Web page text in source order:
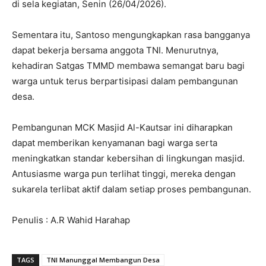
di sela kegiatan, Senin (26/04/2026).
Sementara itu, Santoso mengungkapkan rasa bangganya
dapat bekerja bersama anggota TNI. Menurutnya,
kehadiran Satgas TMMD membawa semangat baru bagi
warga untuk terus berpartisipasi dalam pembangunan
desa.
Pembangunan MCK Masjid Al-Kautsar ini diharapkan
dapat memberikan kenyamanan bagi warga serta
meningkatkan standar kebersihan di lingkungan masjid.
Antusiasme warga pun terlihat tinggi, mereka dengan
sukarela terlibat aktif dalam setiap proses pembangunan.
Penulis : A.R Wahid Harahap
TAGS TNI Manunggal Membangun Desa